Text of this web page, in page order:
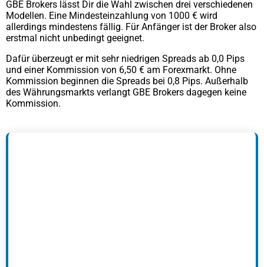
GBE Brokers lässt Dir die Wahl zwischen drei verschiedenen
Modellen. Eine Mindesteinzahlung von 1000 € wird
allerdings mindestens fällig. Für Anfänger ist der Broker also
erstmal nicht unbedingt geeignet.
Dafür überzeugt er mit sehr niedrigen Spreads ab 0,0 Pips
und einer Kommission von 6,50 € am Forexmarkt. Ohne
Kommission beginnen die Spreads bei 0,8 Pips. Außerhalb
des Währungsmarkts verlangt GBE Brokers dagegen keine
Kommission.